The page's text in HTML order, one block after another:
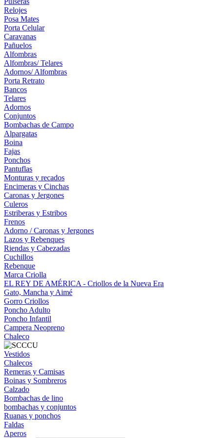
Relojes
Posa Mates
Porta Celular
Caravanas
Pañuelos
Alfombras
Alfombras/ Telares
Adornos/ Alfombras
Porta Retrato
Bancos
Telares
Adornos
Conjuntos
Bombachas de Campo
Alpargatas
Boina
Fajas
Ponchos
Pantuflas
Monturas y recados
Encimeras y Cinchas
Caronas y Jergones
Culeros
Estriberas y Estribos
Frenos
Adorno / Caronas y Jergones
Lazos y Rebenques
Riendas y Cabezadas
Cuchillos
Rebenque
Marca Criolla
EL REY DE AMÉRICA - Criollos de la Nueva Era
Gato, Mancha y Aimé
Gorro Criollos
Poncho Adulto
Poncho Infantil
Campera Neopreno
Chaleco
Vestidos
Chalecos
Remeras y Camisas
Boinas y Sombreros
Calzado
Bombachas de lino
bombachas y conjuntos
Ruanas y ponchos
Faldas
Aperos